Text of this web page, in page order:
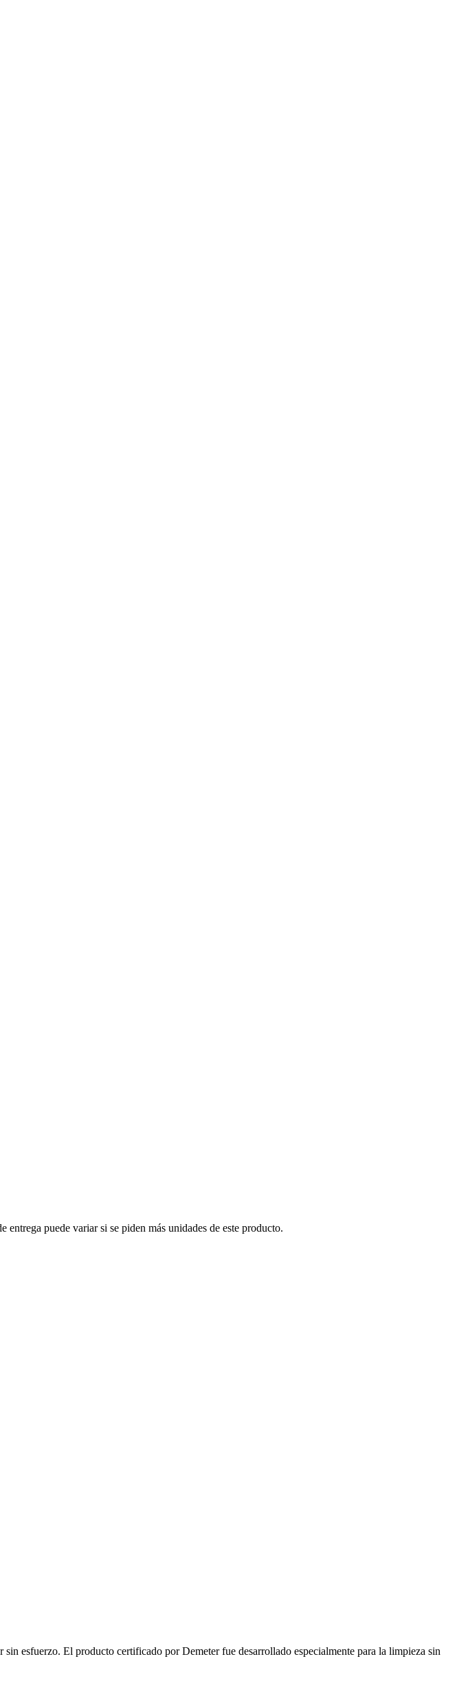
entrega puede variar si se piden más unidades de este producto.
esfuerzo. El producto certificado por Demeter fue desarrollado especialmente para la limpieza sin